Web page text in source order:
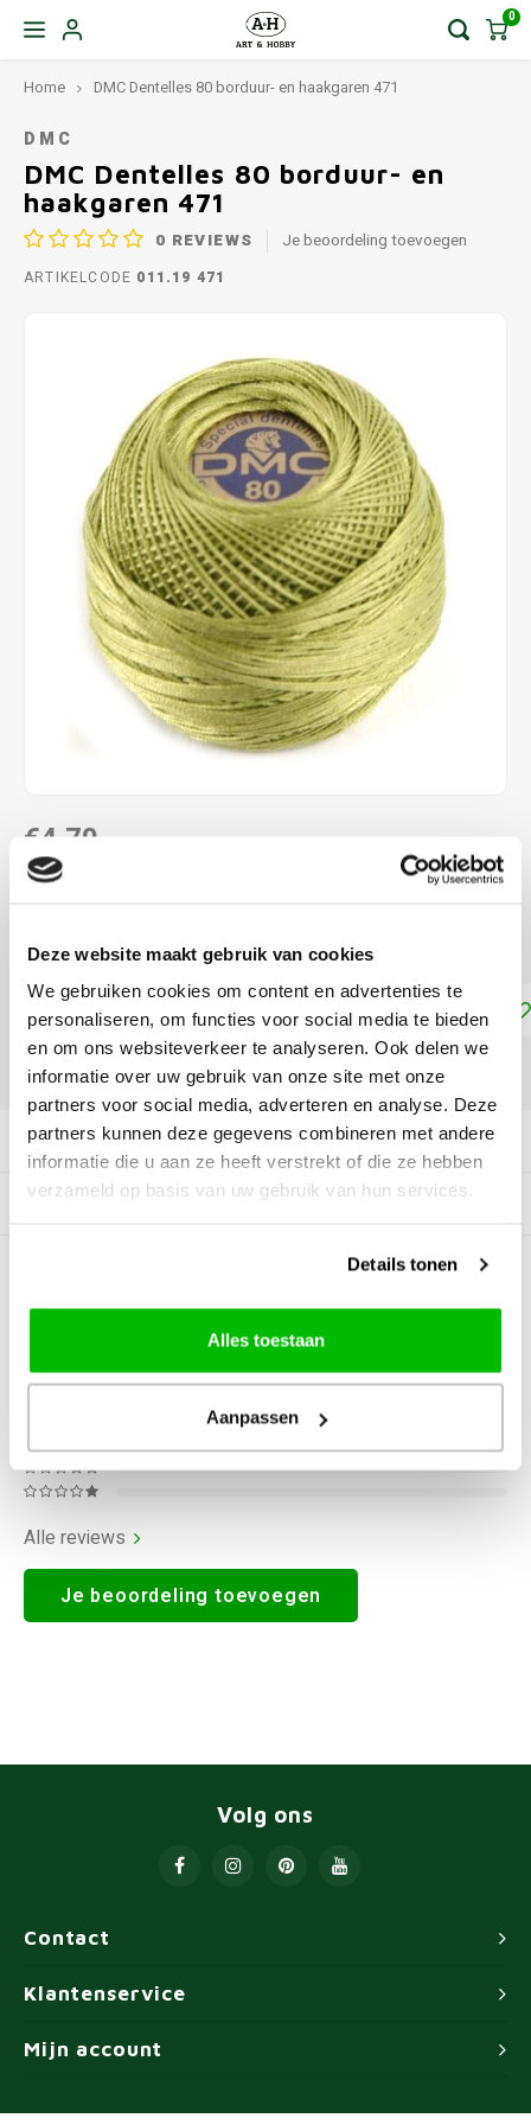
Deze website maakt gebruik van cookies
We gebruiken cookies om content en advertenties te
personaliseren, om functies voor social media te bieden
en om ons websiteverkeer te analyseren. Ook delen we
informatie over uw gebruik van onze site met onze
partners voor social media, adverteren en analyse. Deze
partners kunnen deze gegevens combineren met andere
informatie die u aan ze heeft verstrekt of die ze hebben
verzameld op basis van uw gebruik van hun services.
Details tonen
Alles toestaan
Aanpassen
0
Home DMC Dentelles 80 borduur- en haakgaren 471
DMC
DMC Dentelles 80 borduur- en
haakgaren 471
0 REVIEWS Je beoordeling toevoegen
ARTIKELCODE 011.19 471
€4,70
DIRECT LEVERBAAR
Dmc Frivolité 80 Lees meer
Toevoegen aan winkelwagen
DELEN:
Productomschrijving
Gerelateerde producten
BEOORDELINGEN
Alle reviews
Je beoordeling toevoegen
Contact
Volg ons
Klantenservice
Mijn account